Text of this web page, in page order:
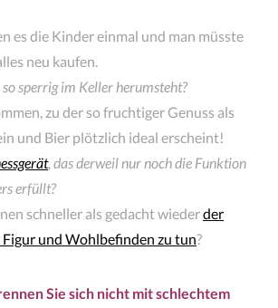
es die Kinder einmal und man müsste
neu kaufen.
so sperrig im Keller herumsteht?
zu der so fruchtiger Genuss als
und Bier plötzlich ideal erscheint!
, das derweil nur noch die Funktion
erfüllt?
schneller als gedacht wiederder
Figur und Wohlbefinden zu tun?
Sie sich nicht mit schlechtem